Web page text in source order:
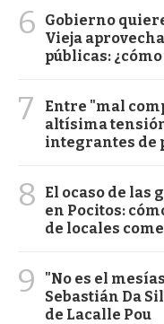
6
Gobierno
Vieja
públicas:
7
Entre "mal
altísima
integrantes de
8
El ocaso de las
en Pocitos:
de locales
9
"No es el
Sebastián Da
de Lacalle Pou